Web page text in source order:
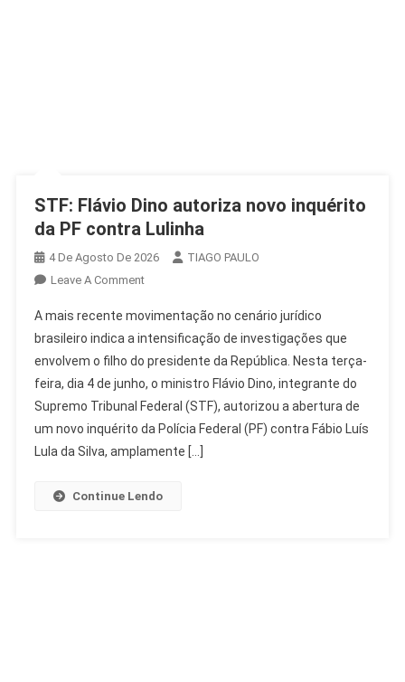
STF: Flávio Dino autoriza novo inquérito
da PF contra Lulinha
4 De Agosto De 2026
TIAGO PAULO
Leave A CommentOn
Flávio
Dino
Autoriza
Novo
Inquérito
Da
A mais recente movimentação no cenário jurídico
brasileiro indica a intensificação de investigações que
envolvem o filho do presidente da República. Nesta terça-
feira, dia 4 de junho, o ministro Flávio Dino, integrante do
Supremo Tribunal Federal (STF), autorizou a abertura de
um novo inquérito da Polícia Federal (PF) contra Fábio Luís
Lula da Silva, amplamente […]
Continue Lendo